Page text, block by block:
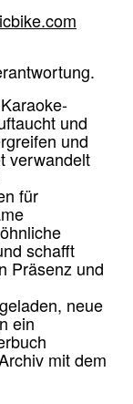
und
und
verwandelt
für
schafft
Präsenz und
neue
ein
mit dem